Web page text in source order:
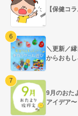
【保健コ
＼更新／
からおも
9月のおた
アイデア〜